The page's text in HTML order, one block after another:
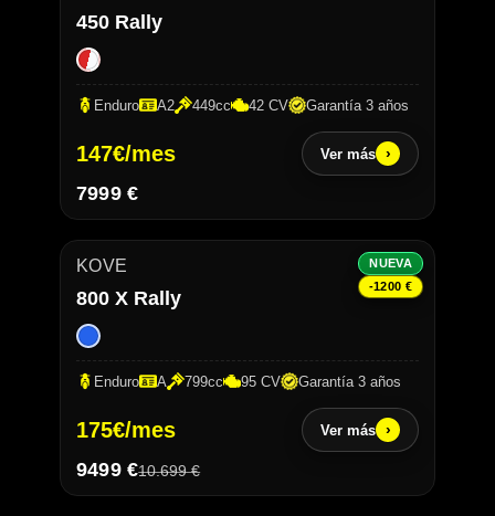
450 Rally
Enduro A2 449cc 42 CV Garantía 3 años
147€/mes Ver más ›
7999 €
NUEVA
-1200 €
KOVE
800 X Rally
Enduro A 799cc 95 CV Garantía 3 años
175€/mes Ver más ›
9499 €10.699 €